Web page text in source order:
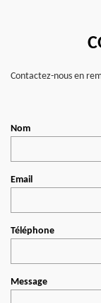
Contactez-nous en
Nom
Email
Téléphone
Message